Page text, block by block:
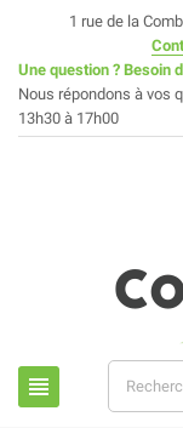
1 rue de la
Une question ? Besoin
Nous répondons à vos
13h30 à 17h00
view_headline